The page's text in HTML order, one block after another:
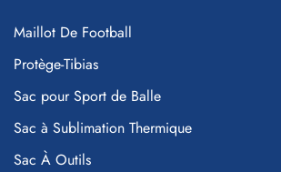
Maillot De Football
Protège-Tibias
Sac pour Sport de Balle
Sac à Sublimation Thermique
Sac À Outils